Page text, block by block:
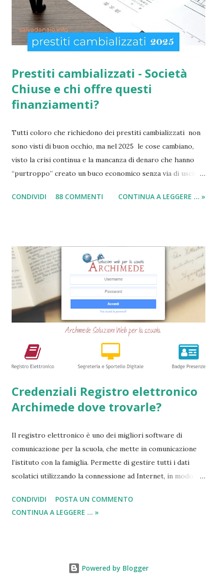
famiglie italiane. Ricordo che le domande potranno essere
presentate da tutti i cittadini italiani, cittadini comunitari e
anche extracom...
Prestiti cambializzati - Società
Chiuse e chi offre questi
finanziamenti?
Tutti coloro che richiedono dei prestiti cambializzati non
sono visti di buon occhio, ma nel 2025 le cose cambiano,
visto la crisi continua e la mancanza di denaro che hanno
“purtroppo” creato un buco economico senza via di uscita
ancora da varie compagnie in Italia. Nella seguente guida,
altrettante hanno deciso di non concedere più queste
tipologie di prestiti a cambiali. Comunque sia, ancora oggi
esiste qualche possibilità, (fortunatamente per molti
cittadini) di accedere a questi prodotti. Ecco perchè
abbiamo deciso di creare questa guida dettagliata. Nel
frattempo, se volete potete anche consultare le seguenti
guide => Come accedere a prestiti dopo essere stati
segnalati al Crif - Prest...
CONDIVIDI 88 COMMENTI CONTINUA A LEGGERE ... »
Credenziali Registro elettronico
Archimede dove trovarle?
Il registro elettronico è uno dei migliori software di
comunicazione per la scuola, che mette in comunicazione
l’istituto con la famiglia. Permette di gestire tutti i dati
scolatici utilizzando la connessione ad Internet, in modo
monitorato qualsiasi tipo di svolgimento che avviene a
scuola. In questa breve descrizione, dove tra poco
strumento scolastico presente sul mercato, in quanto
CONDIVIDI
POSTA UN COMMENTO
CONTINUA A LEGGERE ... »
Powered by Blogger